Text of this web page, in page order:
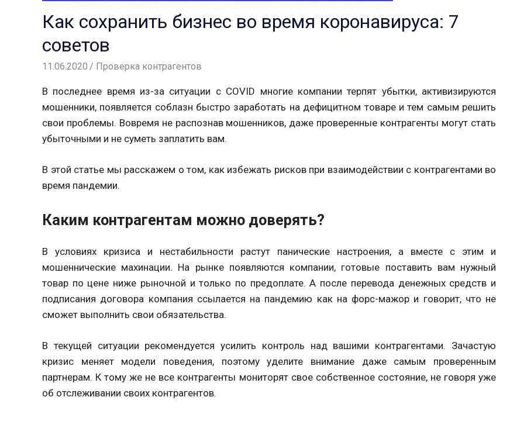
Как сохранить бизнес во время коронавируса: 7
советов
11.06.2020 Вероника
Проверка контрагентов
В последнее время из-за ситуации с COVID многие компании терпят убытки, активизируются
мошенники, появляется соблазн быстро заработать на дефицитном товаре и тем самым решить
свои проблемы. Вовремя не распознав мошенников, даже проверенные контрагенты могут стать
убыточными и не суметь заплатить вам.
В этой статье мы расскажем о том, как избежать рисков при взаимодействии с контрагентами во
время пандемии.
Каким контрагентам можно доверять?
В условиях кризиса и нестабильности растут панические настроения, а вместе с этим и
мошеннические махинации. На рынке появляются компании, готовые поставить вам нужный
товар по цене ниже рыночной и только по предоплате. А после перевода денежных средств и
подписания договора компания ссылается на пандемию как на форс-мажор и говорит, что не
сможет выполнить свои обязательства.
В текущей ситуации рекомендуется усилить контроль над вашими контрагентами. Зачастую
кризис меняет модели поведения, поэтому уделите внимание даже самым проверенным
партнерам. К тому же не все контрагенты мониторят свое собственное состояние, не говоря уже
об отслеживании своих контрагентов.